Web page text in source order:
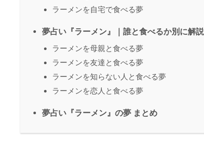
ラーメンを自宅で食べる夢
夢占い『ラーメン』｜誰と食べるか別に解説
ラーメンを母親と食べる夢
ラーメンを友達と食べる夢
ラーメンを知らない人と食べる夢
ラーメンを恋人と食べる夢
夢占い『ラーメン』の夢 まとめ